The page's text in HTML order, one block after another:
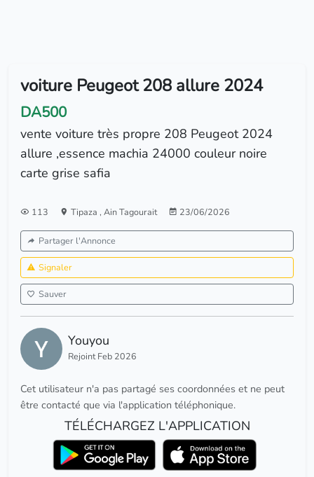
voiture Peugeot 208 allure 2024
DA500
vente voiture très propre 208 Peugeot 2024
allure ,essence machia 24000 couleur noire
carte grise safia
113 Tipaza , Ain Tagourait 23/06/2026
Partager l'Annonce
Signaler
Sauver
Youyou
Rejoint Feb 2026
Cet utilisateur n'a pas partagé ses coordonnées et ne peut
être contacté que via l'application téléphonique.
TÉLÉCHARGEZ L'APPLICATION